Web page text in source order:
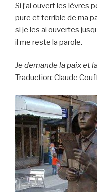
Si j’ai ouvert les lèvres
pure et terrible de ma
si je les ai ouvertes
il me reste la parole.
Je demande la paix et
Traduction: Claude